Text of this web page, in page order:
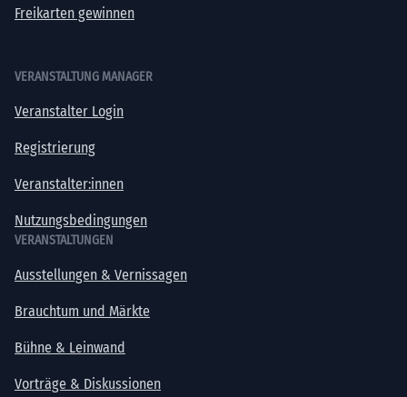
Freikarten gewinnen
VERANSTALTUNG MANAGER
Veranstalter Login
Registrierung
Veranstalter:innen
Nutzungsbedingungen
VERANSTALTUNGEN
Ausstellungen & Vernissagen
Brauchtum und Märkte
Bühne & Leinwand
Vorträge & Diskussionen